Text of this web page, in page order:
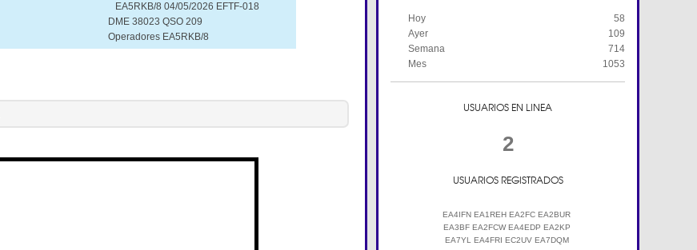
EA5RKB/8 04/05/2026 EFTF-018
DME 38023 QSO 209
Operadores EA5RKB/8
Hoy
58
Ayer
109
Semana
714
Mes
1053
USUARIOS EN LINEA
2
USUARIOS REGISTRADOS
EA4IFN EA1REH EA2FC EA2BUR
EA3BF EA2FCW EA4EDP EA2KP
EA7YL EA4FRI EC2UV EA7DQM